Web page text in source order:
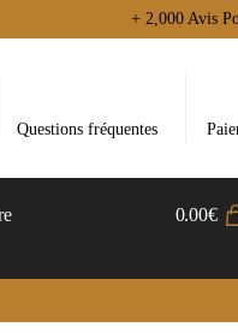
+ 2,000 Avis
Questions fréquentes
0.00€